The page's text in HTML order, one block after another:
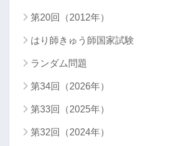
第20回（2012年）
はり師きゅう師国家試験
ランダム問題
第34回（2026年）
第33回（2025年）
第32回（2024年）